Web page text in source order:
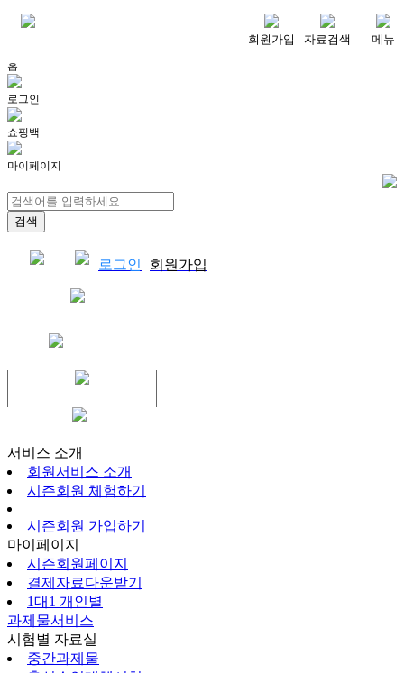
회원가입 자료검색 메뉴
홈
로그인
쇼핑백
마이페이지
로그인 회원가입
서비스 소개
회원서비스 소개
시즌회원 체험하기
시즌회원 가입하기
마이페이지
시즌회원페이지
결제자료다운받기
1대1 개인별
과제물서비스
시험별 자료실
중간과제물